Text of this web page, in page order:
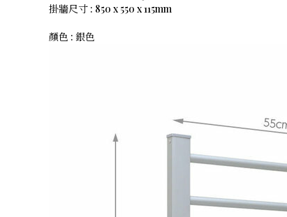
掛牆尺寸 : 850 x 550 x 115mm
顏色 : 銀色